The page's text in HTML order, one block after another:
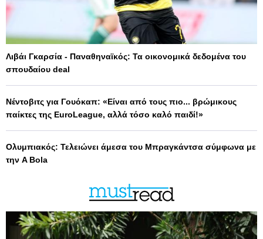
Λιβάι Γκαρσία - Παναθηναϊκός: Τα οικονομικά δεδομένα του
σπουδαίου deal
Νέντοβιτς για Γουόκαπ: «Είναι από τους πιο... βρώμικους
παίκτες της EuroLeague, αλλά τόσο καλό παιδί!»
Ολυμπιακός: Τελειώνει άμεσα του Μπραγκάντσα σύμφωνα με
την A Bola